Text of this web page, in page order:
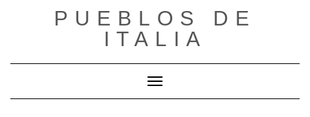
PUEBLOS DE
ITALIA
Cambiar modo de navegación